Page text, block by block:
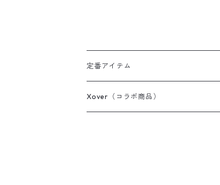
定番アイテム
Tシャツ / カットソー
Xover（コラボ商品）